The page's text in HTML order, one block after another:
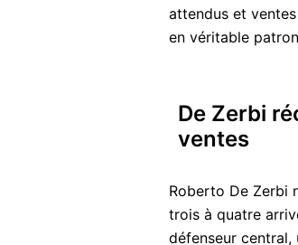
attendus et
en véritable
De Zerbi
ventes
Roberto De Zerbi
trois à quatre
défenseur